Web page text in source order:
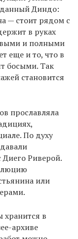
Диндо:
— стоит рядом с
в руках
и полными
еще и то, что в
босыми. Так
становится
прославляла
По духу
Диего Риверой.
или
в
архиве